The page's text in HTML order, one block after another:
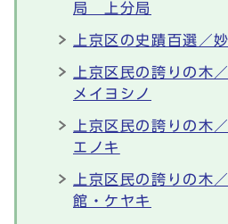
局 上分局
上京区の史蹟百選／
上京区民の誇りの木
メイヨシノ
上京区民の誇りの木
エノキ
上京区民の誇りの木
館・ケヤキ